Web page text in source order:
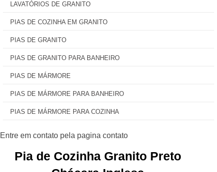
LAVATÓRIOS DE GRANITO
PIAS DE COZINHA EM GRANITO
PIAS DE GRANITO
PIAS DE GRANITO PARA BANHEIRO
PIAS DE MÁRMORE
PIAS DE MÁRMORE PARA BANHEIRO
PIAS DE MÁRMORE PARA COZINHA
Pia de Cozinha Granito Preto